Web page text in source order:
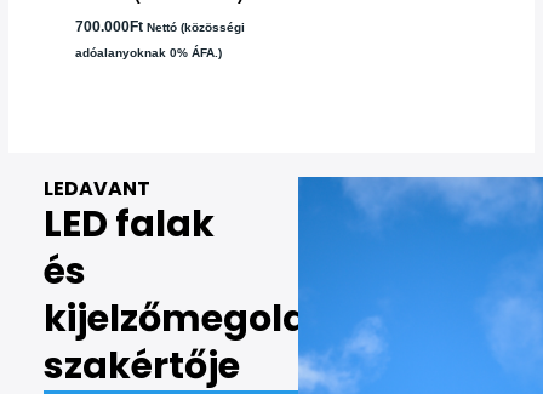
700.000Ft Nettó (közösségi
adóalanyoknak 0% ÁFA.)
LEDAVANT
LED falak
és
kijelzőmegoldások
szakértője